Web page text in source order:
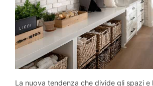
La nuova tendenza che divide gli spazi e